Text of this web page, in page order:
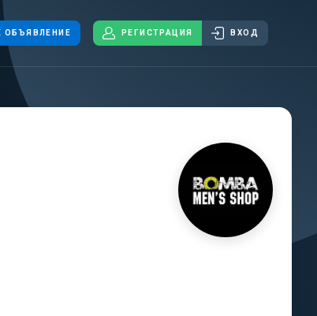
ОБЪЯВЛЕНИЕ РЕГИСТРАЦИЯ ВХОД